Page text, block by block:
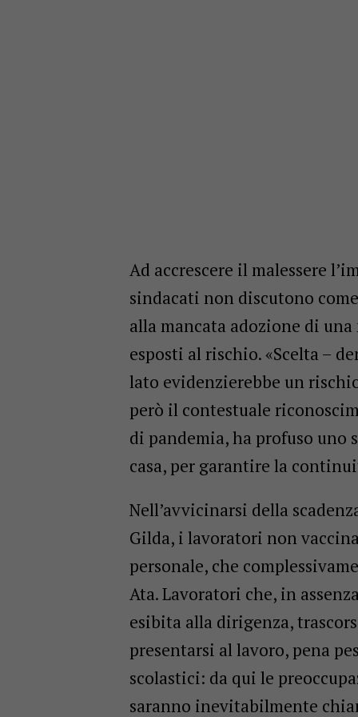
Ad accrescere il malessere
sindacati non discutono
alla mancata adozione di
esposti al rischio. «Scelta –
lato evidenzierebbe un
però il contestuale
di pandemia, ha profuso uno
casa, per garantire la
Nell’avvicinarsi della
Gilda, i lavoratori non
personale, che
Ata. Lavoratori che, in
esibita alla dirigenza,
presentarsi al lavoro, pena
scolastici: da qui le
saranno inevitabilmente